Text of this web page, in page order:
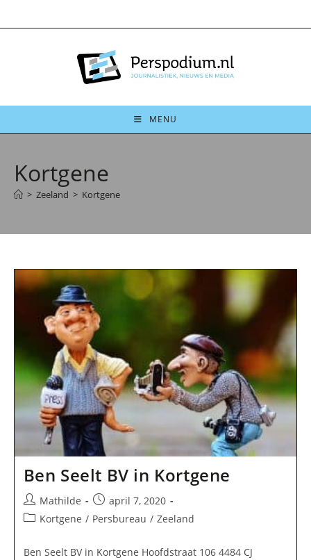
naar
MENU
Kortgene
> Zeeland > Kortgene
Ben Seelt BV in Kortgene
Bericht
auteur:
Mathilde
Bericht
gepubliceerd
april 7, 2020
Berichtcategorie:
Kortgene / Persbureau / Zeeland
Ben Seelt BV in Kortgene Hoofdstraat 106 4484 CJ